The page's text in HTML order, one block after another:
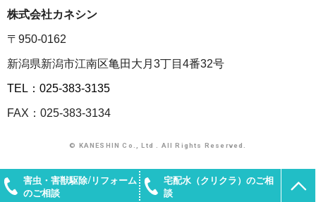
株式会社カネシン
〒950-0162
新潟県新潟市江南区亀田大月3丁目4番32号
TEL：025-383-3135
FAX：025-383-3134
© KANESHIN Co., Ltd . All Rights Reserved.
害虫・害獣駆除/リフォーム
のご相談
宅配水（クリクラ）のご相
談